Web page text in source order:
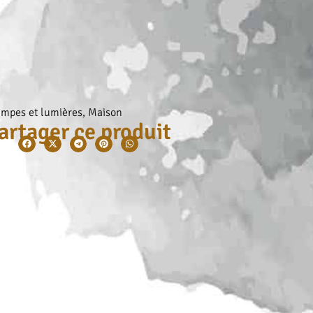
et lumières, Maison
ce produit